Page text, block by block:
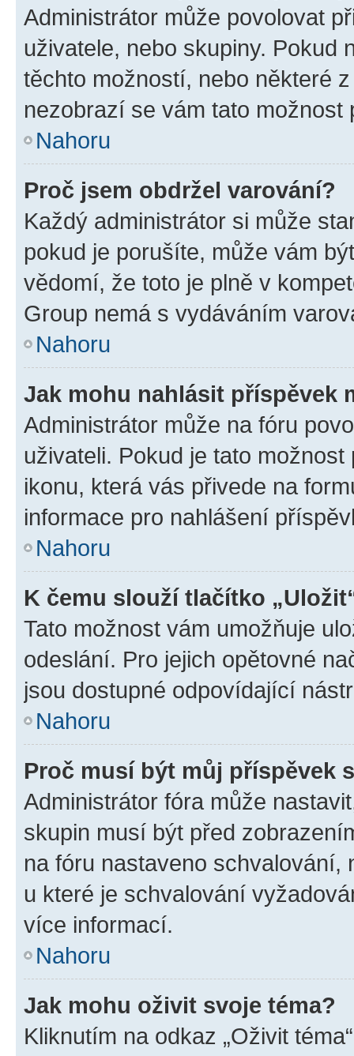
Administrátor může povolovat
uživatele, nebo skupiny. Pokud
těchto možností, nebo některé
nezobrazí se vám tato
Nahoru
Proč jsem obdržel varování?
Každý administrátor si může
pokud je porušíte, může vám
vědomí, že toto je plně v
Group nemá s vydáváním
Nahoru
Jak mohu nahlásit příspěvek
Administrátor může na fóru
uživateli. Pokud je tato
ikonu, která vás přivede na
informace pro nahlášení
Nahoru
K čemu slouží tlačítko
Tato možnost vám umožňuje
odeslání. Pro jejich opětovné
jsou dostupné odpovídající
Nahoru
Proč musí být můj příspěvek
Administrátor fóra může
skupin musí být před
na fóru nastaveno schvalování,
u které je schvalování
více informací.
Nahoru
Jak mohu oživit svoje téma?
Kliknutím na odkaz „Oživit